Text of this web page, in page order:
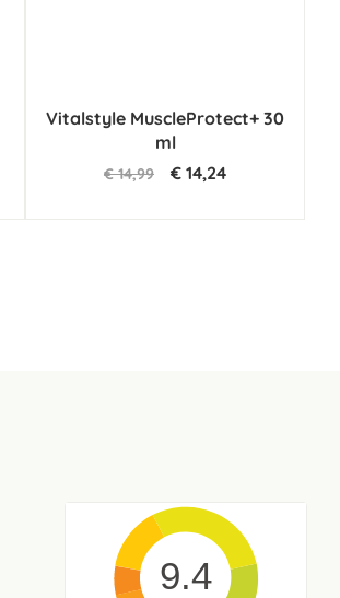
Vitalstyle MuscleProtect+ 30
ml
€ 14,99 € 14,24
9.4